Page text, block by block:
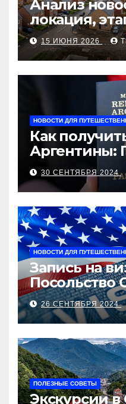
Анализ
локация,
рыночные
15 ИЮНЯ 2026
НОВОСТИ ДЛЯ
Как
Аргентины:
руководство
30 СЕНТЯБРЯ 2024
НОВОСТИ ДЛЯ
Запись на
Посольство
Пошаговое
26 СЕНТЯБРЯ 2024
ПОЛЕЗНЫЕ СОВЕТЫ
Экскурсии в